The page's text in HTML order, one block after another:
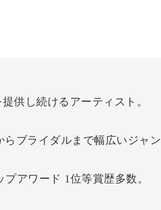
供し続けるアーティスト。
ブライダルまで幅広いジャン
アワード 1位等賞歴多数。